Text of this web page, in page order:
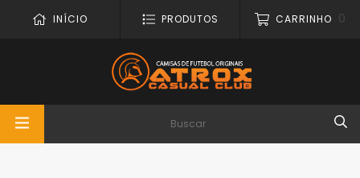
INÍCIO PRODUTOS CARRINHO 0